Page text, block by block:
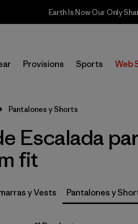
Provisions Sports Web
Selecciona una tienda
Filtrar por
Price
Filtrar por
Size
Filtrar por
Fit 1
Filtrar por
Color
Pantalones y Shorts
Escalada
fit
y Vests Pantalones y